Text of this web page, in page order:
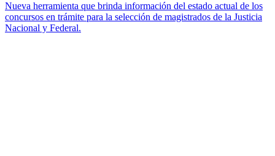
Nueva herramienta que brinda información del estado actual de los
concursos en trámite para la selección de magistrados de la Justicia
Nacional y Federal.